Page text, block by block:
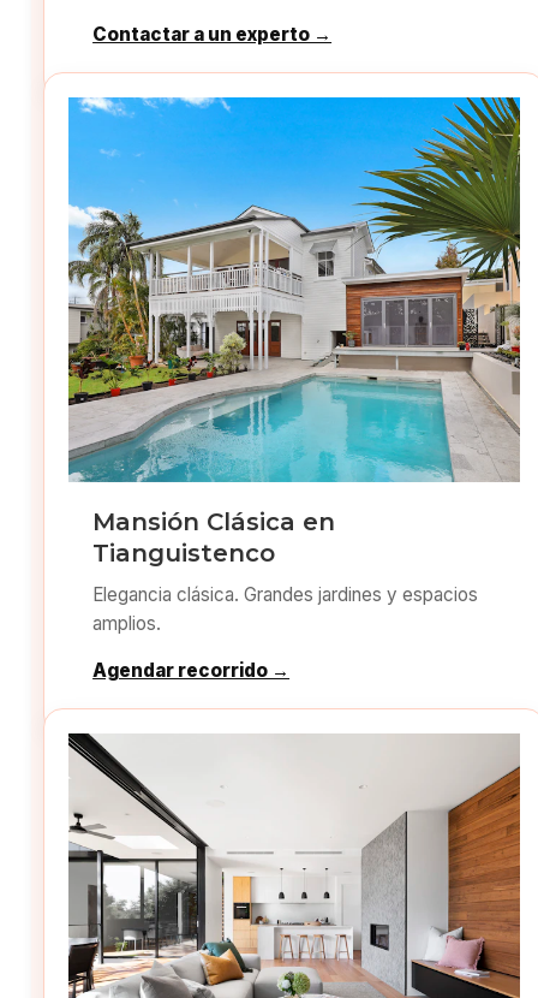
Contactar a un experto →
Mansión Clásica en
Tianguistenco
Elegancia clásica. Grandes jardines y espacios
amplios.
Agendar recorrido →